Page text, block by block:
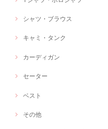
シャツ・ブラウス
キャミ・タンク
カーディガン
セーター
ベスト
その他